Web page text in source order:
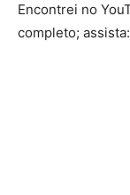
Encontrei no
completo; assista: